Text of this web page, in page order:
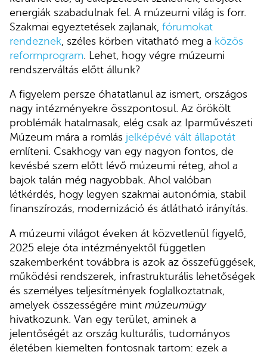
energiák szabadulnak fel. A múzeumi világ is forr.
Szakmai egyeztetések zajlanak, fórumokat
rendeznek , széles körben vitatható meg a közös
reformprogram . Lehet, hogy végre múzeumi
rendszerváltás előtt állunk?
A figyelem persze óhatatlanul az ismert, országos
nagy intézményekre összpontosul. Az örökölt
problémák hatalmasak, elég csak az Iparművészeti
Múzeum mára a romlás jelképévé vált állapotát
említeni. Csakhogy van egy nagyon fontos, de
kevésbé szem előtt lévő múzeumi réteg, ahol a
bajok talán még nagyobbak. Ahol valóban
létkérdés, hogy legyen szakmai autonómia, stabil
finanszírozás, modernizáció és átlátható irányítás.
A múzeumi világot éveken át közvetlenül figyelő,
2025 eleje óta intézményektől független
szakemberként továbbra is azok az összefüggések,
működési rendszerek, infrastrukturális lehetőségek
és személyes teljesítmények foglalkoztatnak,
amelyek összességére mint múzeumügy
hivatkozunk. Van egy terület, aminek a
jelentőségét az ország kulturális, tudományos
életében kiemelten fontosnak tartom: ezek a